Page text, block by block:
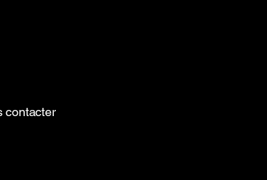
contacter